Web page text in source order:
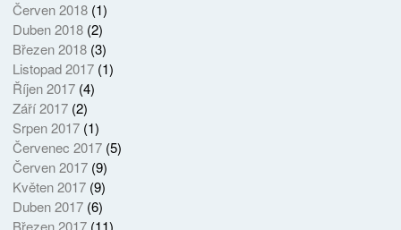
Červen 2018(1)
Duben 2018(2)
Březen 2018(3)
Listopad 2017(1)
Říjen 2017(4)
Září 2017(2)
Srpen 2017(1)
Červenec 2017(5)
Červen 2017(9)
Květen 2017(9)
Duben 2017(6)
Březen 2017(11)